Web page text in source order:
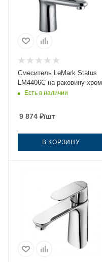
Смеситель LeMark Status
LM4406C на раковину хром
Есть в наличии
9 874 ₽/шт
В КОРЗИНУ